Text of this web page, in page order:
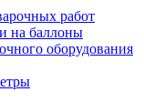
работ
на баллоны
оборудования